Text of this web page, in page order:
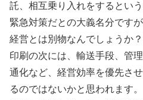
託、相互乗り入れをするという
緊急対策だとの大義名分です
経営とは別物なんでしょうか？
印刷の次には、輸送手段、管
通化など、経営効率を優先さ
るのではないかと思われます。